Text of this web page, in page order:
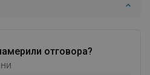
отговора?